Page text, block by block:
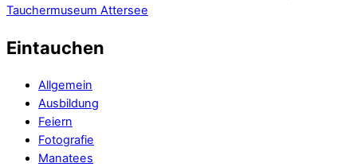
Tauchermuseum Attersee
Eintauchen
Allgemein
Ausbildung
Feiern
Fotografie
Manatees